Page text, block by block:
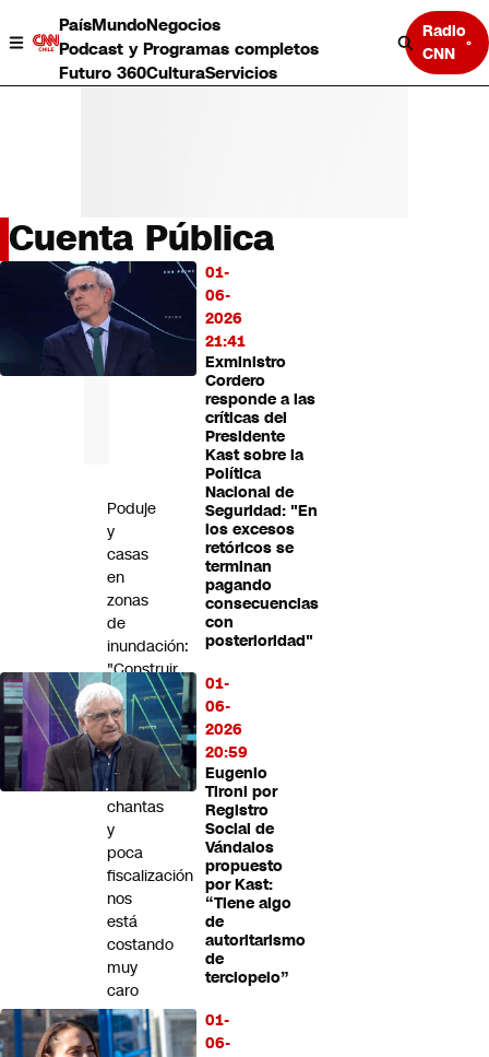
PaísMundoNegocios
Podcast y Programas completos
Futuro 360CulturaServicios
Radio
CNN
País
Mundo
Negocios
Deportes
Programas completos
Cuenta Pública
01-
06-
2026
21:41
Exministro
Cordero
responde a las
críticas del
Presidente
Kast sobre la
Política
Nacional de
Seguridad: "En
los excesos
retóricos se
terminan
pagando
consecuencias
con
posterioridad"
01-
06-
2026
20:59
Eugenio
Tironi por
Registro
Social de
Vándalos
propuesto
por Kast:
“Tiene algo
de
autoritarismo
de
terciopelo”
01-
06-
LO
MÁS
LEÍDO
Poduje
y
casas
en
zonas
de
inundación:
"Construir
en
cualquier
parte
con
estándares
chantas
y
poca
fiscalización
nos
está
costando
muy
caro
como
país"